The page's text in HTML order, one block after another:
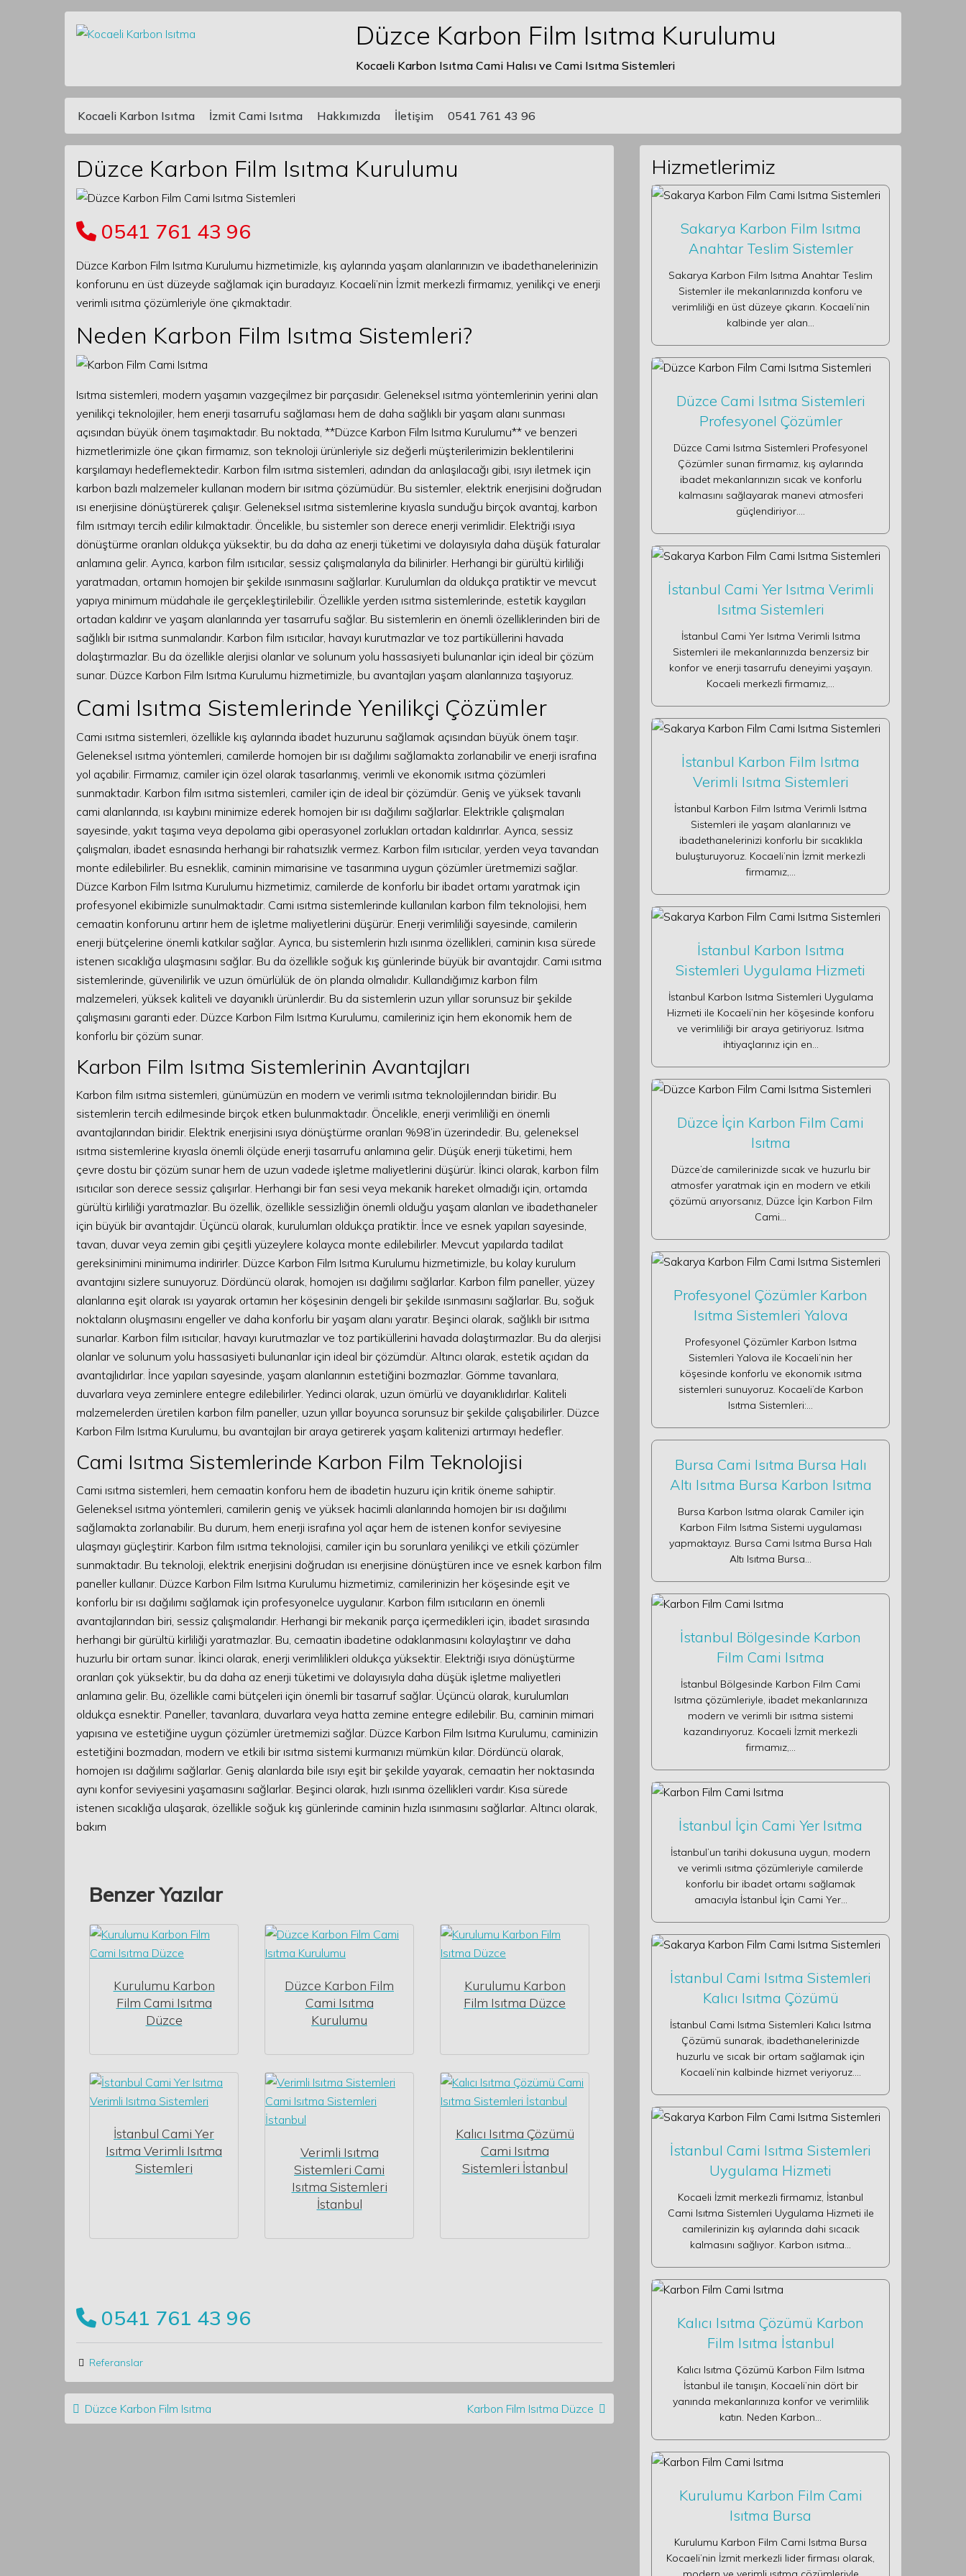
Düzce Karbon Film Isıtma Kurulumu
Kocaeli Karbon Isıtma Cami Halısı ve Cami Isıtma Sistemleri
Main Navigation
Kocaeli Karbon Isıtma İzmit Cami Isıtma Hakkımızda İletişim 0541 761 43 96
Düzce Karbon Film Isıtma Kurulumu
0541 761 43 96
Düzce Karbon Film Isıtma Kurulumu hizmetimizle, kış aylarında yaşam alanlarınızın ve ibadethanelerinizin
konforunu en üst düzeyde sağlamak için buradayız. Kocaeli’nin İzmit merkezli firmamız, yenilikçi ve enerji
verimli ısıtma çözümleriyle öne çıkmaktadır.
Neden Karbon Film Isıtma Sistemleri?
Isıtma sistemleri, modern yaşamın vazgeçilmez bir parçasıdır. Geleneksel ısıtma yöntemlerinin yerini alan
yenilikçi teknolojiler, hem enerji tasarrufu sağlaması hem de daha sağlıklı bir yaşam alanı sunması
açısından büyük önem taşımaktadır. Bu noktada, **Düzce Karbon Film Isıtma Kurulumu** ve benzeri
hizmetlerimizle öne çıkan firmamız, son teknoloji ürünleriyle siz değerli müşterilerimizin beklentilerini
karşılamayı hedeflemektedir. Karbon film ısıtma sistemleri, adından da anlaşılacağı gibi, ısıyı iletmek için
karbon bazlı malzemeler kullanan modern bir ısıtma çözümüdür. Bu sistemler, elektrik enerjisini doğrudan
ısı enerjisine dönüştürerek çalışır. Geleneksel ısıtma sistemlerine kıyasla sunduğu birçok avantaj, karbon
film ısıtmayı tercih edilir kılmaktadır. Öncelikle, bu sistemler son derece enerji verimlidir. Elektriği ısıya
dönüştürme oranları oldukça yüksektir, bu da daha az enerji tüketimi ve dolayısıyla daha düşük faturalar
anlamına gelir. Ayrıca, karbon film ısıtıcılar, sessiz çalışmalarıyla da bilinirler. Herhangi bir gürültü kirliliği
yaratmadan, ortamın homojen bir şekilde ısınmasını sağlarlar. Kurulumları da oldukça pratiktir ve mevcut
yapıya minimum müdahale ile gerçekleştirilebilir. Özellikle yerden ısıtma sistemlerinde, estetik kaygıları
ortadan kaldırır ve yaşam alanlarında yer tasarrufu sağlar. Bu sistemlerin en önemli özelliklerinden biri de
sağlıklı bir ısıtma sunmalarıdır. Karbon film ısıtıcılar, havayı kurutmazlar ve toz partiküllerini havada
dolaştırmazlar. Bu da özellikle alerjisi olanlar ve solunum yolu hassasiyeti bulunanlar için ideal bir çözüm
sunar. Düzce Karbon Film Isıtma Kurulumu hizmetimizle, bu avantajları yaşam alanlarınıza taşıyoruz.
Cami Isıtma Sistemlerinde Yenilikçi Çözümler
Cami ısıtma sistemleri, özellikle kış aylarında ibadet huzurunu sağlamak açısından büyük önem taşır.
Geleneksel ısıtma yöntemleri, camilerde homojen bir ısı dağılımı sağlamakta zorlanabilir ve enerji israfına
yol açabilir. Firmamız, camiler için özel olarak tasarlanmış, verimli ve ekonomik ısıtma çözümleri
sunmaktadır. Karbon film ısıtma sistemleri, camiler için de ideal bir çözümdür. Geniş ve yüksek tavanlı
cami alanlarında, ısı kaybını minimize ederek homojen bir ısı dağılımı sağlarlar. Elektrikle çalışmaları
sayesinde, yakıt taşıma veya depolama gibi operasyonel zorlukları ortadan kaldırırlar. Ayrıca, sessiz
çalışmaları, ibadet esnasında herhangi bir rahatsızlık vermez. Karbon film ısıtıcılar, yerden veya tavandan
monte edilebilirler. Bu esneklik, caminin mimarisine ve tasarımına uygun çözümler üretmemizi sağlar.
Düzce Karbon Film Isıtma Kurulumu hizmetimiz, camilerde de konforlu bir ibadet ortamı yaratmak için
profesyonel ekibimizle sunulmaktadır. Cami ısıtma sistemlerinde kullanılan karbon film teknolojisi, hem
cemaatin konforunu artırır hem de işletme maliyetlerini düşürür. Enerji verimliliği sayesinde, camilerin
enerji bütçelerine önemli katkılar sağlar. Ayrıca, bu sistemlerin hızlı ısınma özellikleri, caminin kısa sürede
istenen sıcaklığa ulaşmasını sağlar. Bu da özellikle soğuk kış günlerinde büyük bir avantajdır. Cami ısıtma
sistemlerinde, güvenilirlik ve uzun ömürlülük de ön planda olmalıdır. Kullandığımız karbon film
malzemeleri, yüksek kaliteli ve dayanıklı ürünlerdir. Bu da sistemlerin uzun yıllar sorunsuz bir şekilde
çalışmasını garanti eder. Düzce Karbon Film Isıtma Kurulumu, camileriniz için hem ekonomik hem de
konforlu bir çözüm sunar.
Karbon Film Isıtma Sistemlerinin Avantajları
Karbon film ısıtma sistemleri, günümüzün en modern ve verimli ısıtma teknolojilerından biridir. Bu
sistemlerin tercih edilmesinde birçok etken bulunmaktadır. Öncelikle, enerji verimliliği en önemli
avantajlarından biridir. Elektrik enerjisini ısıya dönüştürme oranları %98’in üzerindedir. Bu, geleneksel
ısıtma sistemlerine kıyasla önemli ölçüde enerji tasarrufu anlamına gelir. Düşük enerji tüketimi, hem
çevre dostu bir çözüm sunar hem de uzun vadede işletme maliyetlerini düşürür. İkinci olarak, karbon film
ısıtıcılar son derece sessiz çalışırlar. Herhangi bir fan sesi veya mekanik hareket olmadığı için, ortamda
gürültü kirliliği yaratmazlar. Bu özellik, özellikle sessizliğin önemli olduğu yaşam alanları ve ibadethaneler
için büyük bir avantajdır. Üçüncü olarak, kurulumları oldukça pratiktir. İnce ve esnek yapıları sayesinde,
tavan, duvar veya zemin gibi çeşitli yüzeylere kolayca monte edilebilirler. Mevcut yapılarda tadilat
gereksinimini minimuma indirirler. Düzce Karbon Film Isıtma Kurulumu hizmetimizle, bu kolay kurulum
avantajını sizlere sunuyoruz. Dördüncü olarak, homojen ısı dağılımı sağlarlar. Karbon film paneller, yüzey
alanlarına eşit olarak ısı yayarak ortamın her köşesinin dengeli bir şekilde ısınmasını sağlarlar. Bu, soğuk
noktaların oluşmasını engeller ve daha konforlu bir yaşam alanı yaratır. Beşinci olarak, sağlıklı bir ısıtma
sunarlar. Karbon film ısıtıcılar, havayı kurutmazlar ve toz partiküllerini havada dolaştırmazlar. Bu da alerjisi
olanlar ve solunum yolu hassasiyeti bulunanlar için ideal bir çözümdür. Altıncı olarak, estetik açıdan da
avantajlıdırlar. İnce yapıları sayesinde, yaşam alanlarının estetiğini bozmazlar. Gömme tavanlara,
duvarlara veya zeminlere entegre edilebilirler. Yedinci olarak, uzun ömürlü ve dayanıklıdırlar. Kaliteli
malzemelerden üretilen karbon film paneller, uzun yıllar boyunca sorunsuz bir şekilde çalışabilirler. Düzce
Karbon Film Isıtma Kurulumu, bu avantajları bir araya getirerek yaşam kalitenizi artırmayı hedefler.
Cami Isıtma Sistemlerinde Karbon Film Teknolojisi
Cami ısıtma sistemleri, hem cemaatin konforu hem de ibadetin huzuru için kritik öneme sahiptir.
Geleneksel ısıtma yöntemleri, camilerin geniş ve yüksek hacimli alanlarında homojen bir ısı dağılımı
sağlamakta zorlanabilir. Bu durum, hem enerji israfına yol açar hem de istenen konfor seviyesine
ulaşmayı güçleştirir. Karbon film ısıtma teknolojisi, camiler için bu sorunlara yenilikçi ve etkili çözümler
sunmaktadır. Bu teknoloji, elektrik enerjisini doğrudan ısı enerjisine dönüştüren ince ve esnek karbon film
paneller kullanır. Düzce Karbon Film Isıtma Kurulumu hizmetimiz, camilerinizin her köşesinde eşit ve
konforlu bir ısı dağılımı sağlamak için profesyonelce uygulanır. Karbon film ısıtıcıların en önemli
avantajlarından biri, sessiz çalışmalarıdır. Herhangi bir mekanik parça içermedikleri için, ibadet sırasında
herhangi bir gürültü kirliliği yaratmazlar. Bu, cemaatin ibadetine odaklanmasını kolaylaştırır ve daha
huzurlu bir ortam sunar. İkinci olarak, enerji verimlilikleri oldukça yüksektir. Elektriği ısıya dönüştürme
oranları çok yüksektir, bu da daha az enerji tüketimi ve dolayısıyla daha düşük işletme maliyetleri
anlamına gelir. Bu, özellikle cami bütçeleri için önemli bir tasarruf sağlar. Üçüncü olarak, kurulumları
oldukça esnektir. Paneller, tavanlara, duvarlara veya hatta zemine entegre edilebilir. Bu, caminin mimari
yapısına ve estetiğine uygun çözümler üretmemizi sağlar. Düzce Karbon Film Isıtma Kurulumu, caminizin
estetiğini bozmadan, modern ve etkili bir ısıtma sistemi kurmanızı mümkün kılar. Dördüncü olarak,
homojen ısı dağılımı sağlarlar. Geniş alanlarda bile ısıyı eşit bir şekilde yayarak, cemaatin her noktasında
aynı konfor seviyesini yaşamasını sağlarlar. Beşinci olarak, hızlı ısınma özellikleri vardır. Kısa sürede
istenen sıcaklığa ulaşarak, özellikle soğuk kış günlerinde caminin hızla ısınmasını sağlarlar. Altıncı olarak,
bakım
Benzer Yazılar
Kurulumu Karbon
Film Cami Isıtma
Düzce
Düzce Karbon Film
Cami Isıtma
Kurulumu
Kurulumu Karbon
Film Isıtma Düzce
İstanbul Cami Yer
Isıtma Verimli Isıtma
Sistemleri
Verimli Isıtma
Sistemleri Cami
Isıtma Sistemleri
İstanbul
Kalıcı Isıtma Çözümü
Cami Isıtma
Sistemleri İstanbul
0541 761 43 96
Referanslar
Post navigation
Düzce Karbon Film Isıtma Karbon Film Isıtma Düzce
Hizmetlerimiz
Sakarya Karbon Film Isıtma
Anahtar Teslim Sistemler
Sakarya Karbon Film Isıtma Anahtar Teslim
Sistemler ile mekanlarınızda konforu ve
verimliliği en üst düzeye çıkarın. Kocaeli’nin
kalbinde yer alan…
Düzce Cami Isıtma Sistemleri
Profesyonel Çözümler
Düzce Cami Isıtma Sistemleri Profesyonel
Çözümler sunan firmamız, kış aylarında
ibadet mekanlarınızın sıcak ve konforlu
kalmasını sağlayarak manevi atmosferi
güçlendiriyor.…
İstanbul Cami Yer Isıtma Verimli
Isıtma Sistemleri
İstanbul Cami Yer Isıtma Verimli Isıtma
Sistemleri ile mekanlarınızda benzersiz bir
konfor ve enerji tasarrufu deneyimi yaşayın.
Kocaeli merkezli firmamız,…
İstanbul Karbon Film Isıtma
Verimli Isıtma Sistemleri
İstanbul Karbon Film Isıtma Verimli Isıtma
Sistemleri ile yaşam alanlarınızı ve
ibadethanelerinizi konforlu bir sıcaklıkla
buluşturuyoruz. Kocaeli’nin İzmit merkezli
firmamız,…
İstanbul Karbon Isıtma
Sistemleri Uygulama Hizmeti
İstanbul Karbon Isıtma Sistemleri Uygulama
Hizmeti ile Kocaeli’nin her köşesinde konforu
ve verimliliği bir araya getiriyoruz. Isıtma
ihtiyaçlarınız için en…
Düzce İçin Karbon Film Cami
Isıtma
Düzce’de camilerinizde sıcak ve huzurlu bir
atmosfer yaratmak için en modern ve etkili
çözümü arıyorsanız, Düzce İçin Karbon Film
Cami…
Profesyonel Çözümler Karbon
Isıtma Sistemleri Yalova
Profesyonel Çözümler Karbon Isıtma
Sistemleri Yalova ile Kocaeli’nin her
köşesinde konforlu ve ekonomik ısıtma
sistemleri sunuyoruz. Kocaeli’de Karbon
Isıtma Sistemleri:…
Bursa Cami Isıtma Bursa Halı
Altı Isıtma Bursa Karbon Isıtma
Bursa Karbon Isıtma olarak Camiler için
Karbon Film Isıtma Sistemi uygulaması
yapmaktayız. Bursa Cami Isıtma Bursa Halı
Altı Isıtma Bursa…
İstanbul Bölgesinde Karbon
Film Cami Isıtma
İstanbul Bölgesinde Karbon Film Cami
Isıtma çözümleriyle, ibadet mekanlarınıza
modern ve verimli bir ısıtma sistemi
kazandırıyoruz. Kocaeli İzmit merkezli
firmamız,…
İstanbul İçin Cami Yer Isıtma
İstanbul’un tarihi dokusuna uygun, modern
ve verimli ısıtma çözümleriyle camilerde
konforlu bir ibadet ortamı sağlamak
amacıyla İstanbul İçin Cami Yer…
İstanbul Cami Isıtma Sistemleri
Kalıcı Isıtma Çözümü
İstanbul Cami Isıtma Sistemleri Kalıcı Isıtma
Çözümü sunarak, ibadethanelerinizde
huzurlu ve sıcak bir ortam sağlamak için
Kocaeli’nin kalbinde hizmet veriyoruz.…
İstanbul Cami Isıtma Sistemleri
Uygulama Hizmeti
Kocaeli İzmit merkezli firmamız, İstanbul
Cami Isıtma Sistemleri Uygulama Hizmeti ile
camilerinizin kış aylarında dahi sıcacık
kalmasını sağlıyor. Karbon ısıtma…
Kalıcı Isıtma Çözümü Karbon
Film Isıtma İstanbul
Kalıcı Isıtma Çözümü Karbon Film Isıtma
İstanbul ile tanışın, Kocaeli’nin dört bir
yanında mekanlarınıza konfor ve verimlilik
katın. Neden Karbon…
Kurulumu Karbon Film Cami
Isıtma Bursa
Kurulumu Karbon Film Cami Isıtma Bursa
Kocaeli’nin İzmit merkezli lider firması olarak,